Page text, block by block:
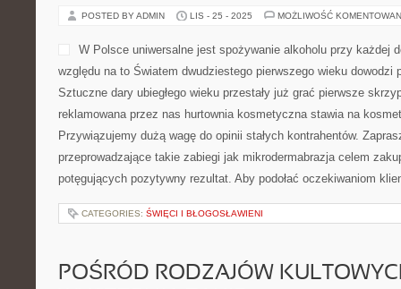
POSTED BY ADMIN LIS - 25 - 2025 MOŻLIWOŚĆ
W Polsce uniwersalne jest spożywanie alkoholu przy każdej
względu na to Światem dwudziestego pierwszego wieku dowodzi
Sztuczne dary ubiegłego wieku przestały już grać pierwsze
reklamowana przez nas hurtownia kosmetyczna stawia na
Przywiązujemy dużą wagę do opinii stałych kontrahentów.
przeprowadzające takie zabiegi jak mikrodermabrazja celem
potęgujących pozytywny rezultat. Aby podołać oczekiwaniom
CATEGORIES: ŚWIĘCI I BŁOGOSŁAWIENI
POŚRÓD RODZAJÓW